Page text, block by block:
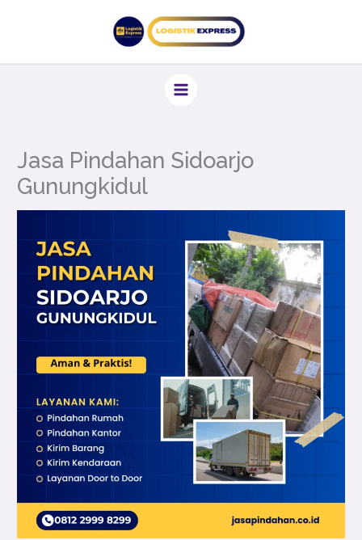
Jasa Pindahan Sidoarjo
Gunungkidul